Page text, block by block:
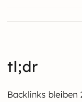
tl;dr
Backlinks bleiben